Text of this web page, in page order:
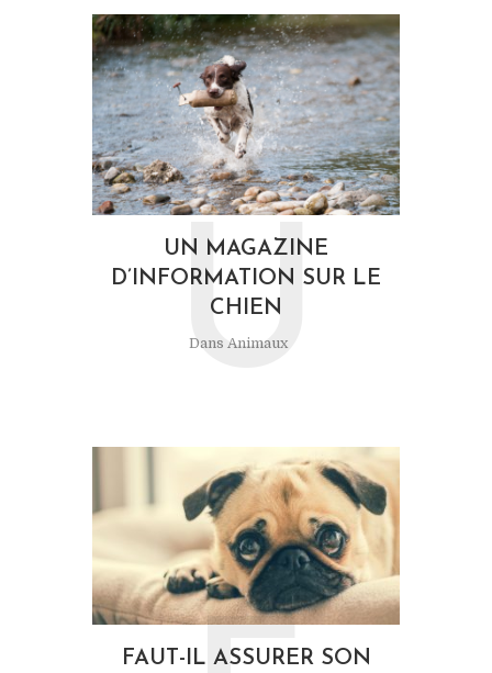
UN MAGAZINE
D’INFORMATION SUR LE
CHIEN
DansAnimaux
U
FAUT-IL ASSURER SON